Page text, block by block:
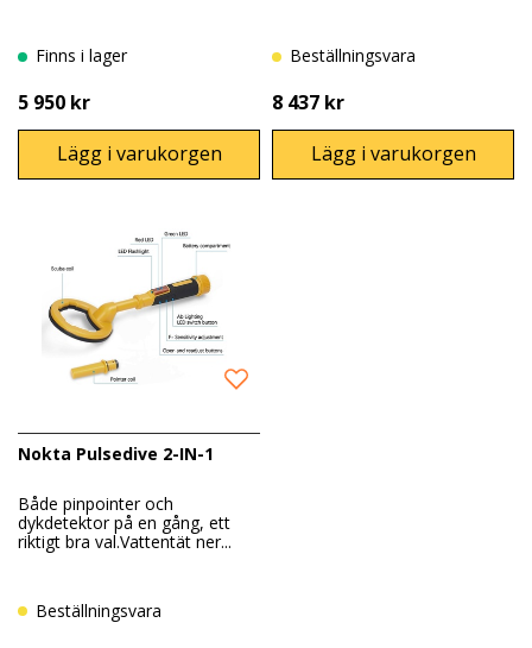
Finns i lager
5 950 kr
Lägg i varukorgen
Beställningsvara
8 437 kr
Lägg i varukorgen
Nokta Pulsedive 2-IN-1
Både pinpointer och
dykdetektor på en gång, ett
riktigt bra val.Vattentät ner...
Beställningsvara